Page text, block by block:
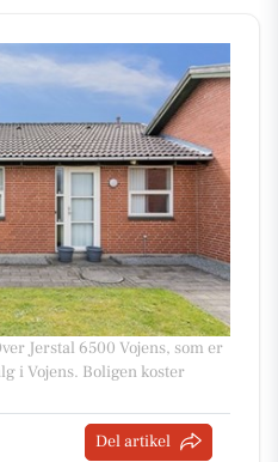
Jerstal 6500 Vojens, som er
i Vojens. Boligen koster
Del artikel